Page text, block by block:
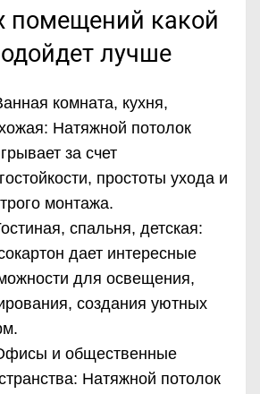
помещений какой
лучше
комната, кухня,
Натяжной потолок
за счет
простоты ухода и
монтажа.
спальня, детская:
дает интересные
для освещения,
создания уютных
и общественные
Натяжной потолок